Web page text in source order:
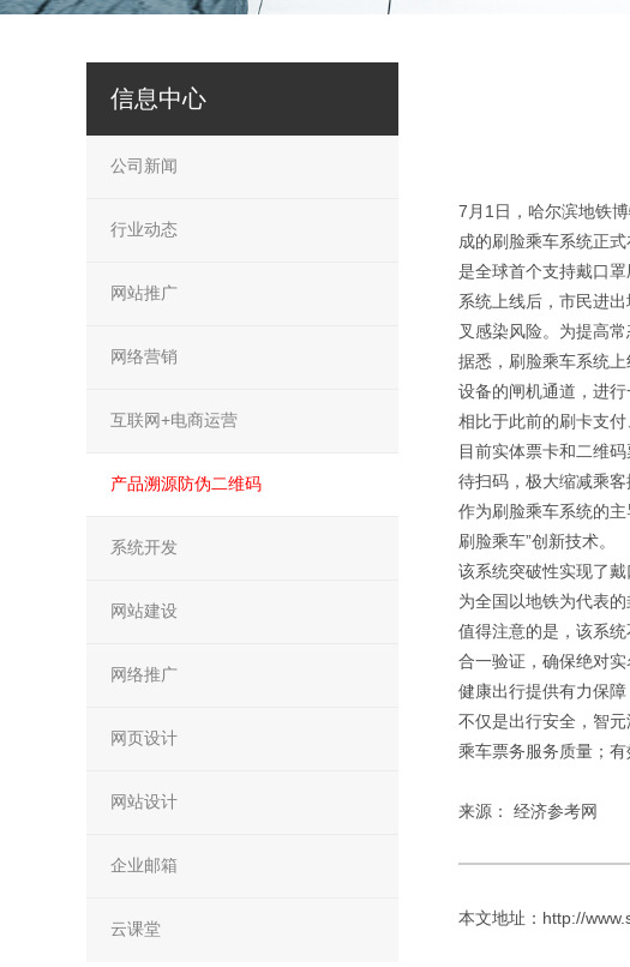
7月1日，哈尔滨地铁
成的刷脸乘车系统正
是全球首个支持戴口罩
系统上线后，市民进
叉感染风险。为提高
据悉，刷脸乘车系统
设备的闸机通道，进
相比于此前的刷卡支
目前实体票卡和二维
待扫码，极大缩减乘
作为刷脸乘车系统的
刷脸乘车”创新技术。
该系统突破性实现了
为全国以地铁为代表的
值得注意的是，该系
合一验证，确保绝对
健康出行提供有力保
不仅是出行安全，智
乘车票务服务质量；
来源： 经济参考网
本文地址：http://
信息中心
公司新闻
行业动态
网站推广
网络营销
互联网+电商运营
产品溯源防伪二维码
系统开发
网站建设
网络推广
网页设计
网站设计
企业邮箱
云课堂